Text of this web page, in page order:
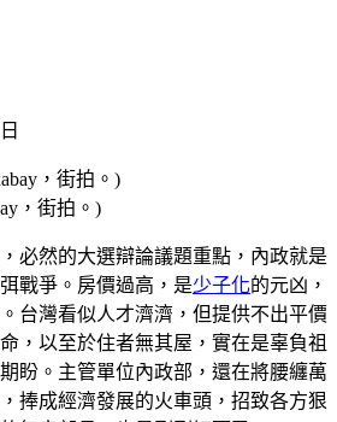
，街拍。)
必然的大選辯論議題重點，內政就是
戰爭。房價過高，是少子化的元凶，
台灣看似人才濟濟，但提供不出平價
，以至於住者無其屋，實在是辜負祖
盼。主管單位內政部，還在將腰纏萬
捧成經濟發展的火車頭，招致各方狠